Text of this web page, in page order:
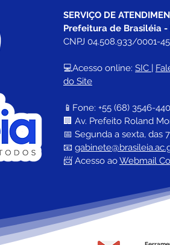
SERVIÇO DE
Prefeitura de Brasiléia -
CNPJ 04.508.933/0001-45
💻Acesso online: SIC |
do Site
📱Fone: +55 (68) 3546-
🏢 Av. Prefeito Roland
📅 Segunda a sexta, das
📧
📨 Acesso ao Webmail